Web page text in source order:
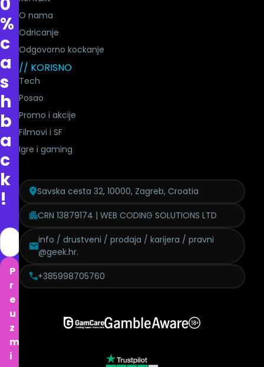
%
c
a
s
h
b
a
c
k
!
P
r
e
u
z
m
i
O nama
Odricanje
Odgovorno kockanje
// KORISNO
Tech
Posao
Promo i akcije
Filmovi i SF
Igre i gaming
Savska cesta 32, 10000, Zagreb, Croatia
CRN 13879174 | WEB CODING SOLUTIONS LTD
info / drustveni / prodaja / karijera / pravni
@geek.hr.
+385998705760